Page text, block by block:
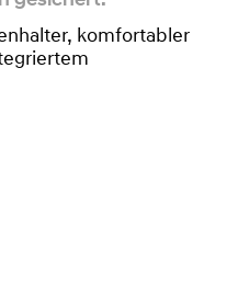
komfortabler